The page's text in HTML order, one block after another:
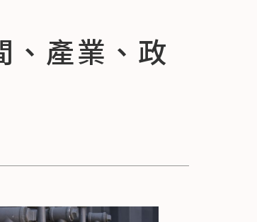
、產業、政